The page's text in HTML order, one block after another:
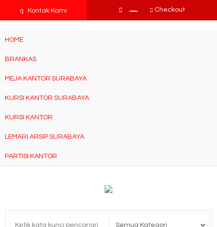
q Kontak Kami Checkout
HOME
BRANKAS
MEJA KANTOR SURABAYA
KURSI KANTOR SURABAYA
KURSI KANTOR
LEMARI ARSIP SURABAYA
PARTISI KANTOR